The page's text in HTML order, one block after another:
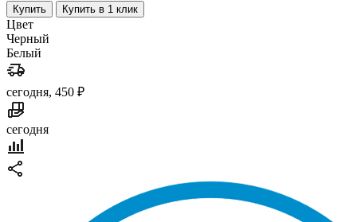
Купить Купить в 1 клик
Цвет
Черный
Белый
сегодня, 450 ₽
сегодня